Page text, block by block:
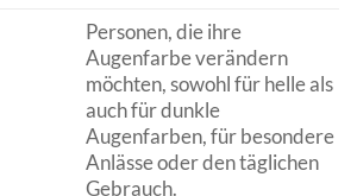
Personen, die ihre
Augenfarbe verändern
möchten, sowohl für helle als
auch für dunkle
Augenfarben, für besondere
Anlässe oder den täglichen
Gebrauch.